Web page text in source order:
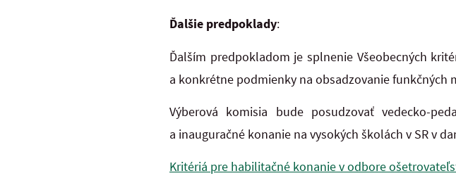
Ďalšie predpoklady:
Ďalším predpokladom je splnenie Všeobecných
a konkrétne podmienky na obsadzovanie funkčných
Výberová komisia bude posudzovať vedecko-
a inauguračné konanie na vysokých školách v SR v
Kritériá pre habilitačné konanie v odbore